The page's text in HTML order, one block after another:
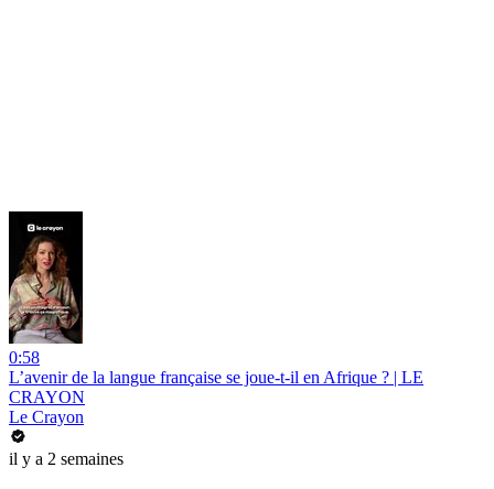
0:58
L’avenir de la langue française se joue-t-il en Afrique ? | LE
CRAYON
Le Crayon
il y a 2 semaines